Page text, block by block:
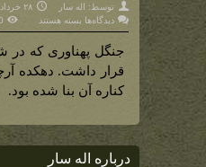
توسط: اله سار
۲۸ خرداد ۱۳۹۲
دیدگاه‌ها برای
(جنگل
ناحیه
بری)
بسته هستند
جنگل پهناوری که در
قرار داشت. دهکده
کناره آن بنا شده بود.
درباره اله سار